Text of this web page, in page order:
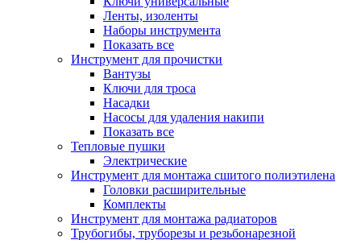
Ленты, изоленты
Наборы инструмента
Показать все
Инструмент для прочистки
Вантузы
Ключи для троса
Насадки
Насосы для удаления накипи
Показать все
Тепловые пушки
Электрические
Инструмент для монтажа сшитого полиэтилена
Головки расширительные
Комплекты
Инструмент для монтажа радиаторов
Трубогибы, труборезы и резьбонарезной